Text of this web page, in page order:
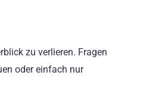
zu verlieren. Fragen
oder einfach nur